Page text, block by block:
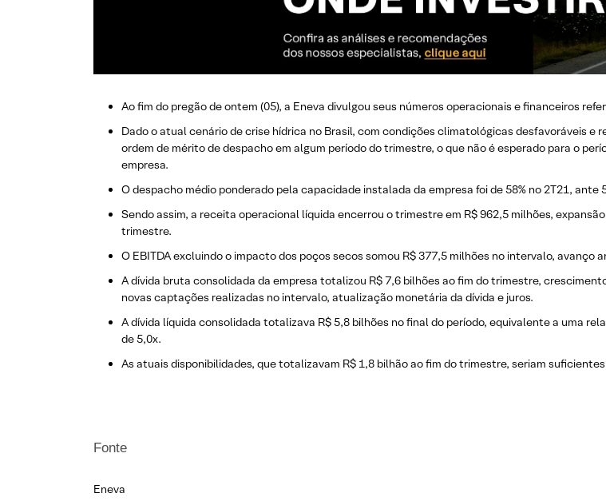
Ao fim do pregão de ontem (05), a Eneva divulgou seus números operacionais e financeiros
Dado o atual cenário de crise hídrica no Brasil, com condições climatológicas desfavoráveis e
ordem de mérito de despacho em algum período do trimestre, o que não é esperado para o
empresa.
O despacho médio ponderado pela capacidade instalada da empresa foi de 58% no 2T21, ante
Sendo assim, a receita operacional líquida encerrou o trimestre em R$ 962,5 milhões,
trimestre.
O EBITDA excluindo o impacto dos poços secos somou R$ 377,5 milhões no intervalo, avanço
A dívida bruta consolidada da empresa totalizou R$ 7,6 bilhões ao fim do trimestre,
novas captações realizadas no intervalo, atualização monetária da dívida e juros.
A dívida líquida consolidada totalizava R$ 5,8 bilhões no final do período, equivalente a uma
de 5,0x.
As atuais disponibilidades, que totalizavam R$ 1,8 bilhão ao fim do trimestre, seriam
Fonte
Eneva